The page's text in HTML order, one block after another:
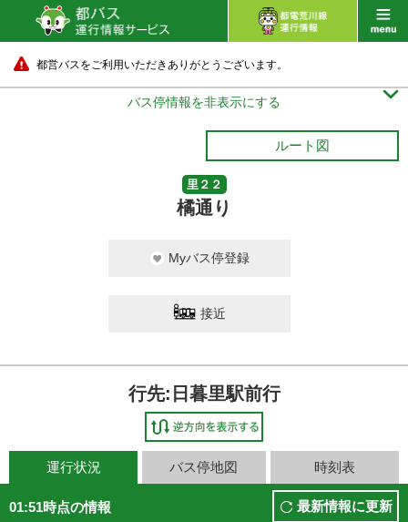
都営バスをご利用いただきありがとうございます。
バス停情報を非表示にする 
ルート図
里２２
橘通り
Myバス停登録
接近
行先:日暮里駅前行
運行状況 バス停地図 時刻表
01:51時点の情報 最新情報に更新